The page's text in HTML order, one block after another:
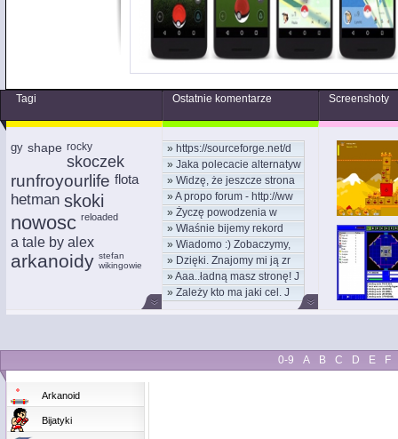
Tagi Ostatnie komentarze Screenshoty
gy shape rocky
skoczek
runfroyourlife flota
hetman skoki
nowosc reloaded
a tale by alex
arkanoidy stefan
wikingowie
» https://sourceforge.net/d
» Jaka polecacie alternatyw
» Widzę, że jeszcze strona
»A propo forum - http://ww
» Życzę powodzenia w
nowym
» Właśnie bijemy rekord
kom
» Wiadomo :) Zobaczymy,
moż
» Dzięki. Znajomy mi ją zr
»Aaa..ładną masz stronę! J
» Zależy kto ma jaki cel. J
0-9 A B C D E F
Arkanoid
Bijatyki